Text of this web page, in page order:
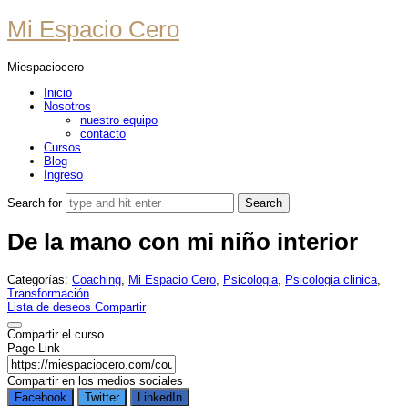
Mi
Espacio
Cero
Mi Espacio Cero
Miespaciocero
Inicio
Nosotros
nuestro equipo
contacto
Cursos
Blog
Ingreso
Search for
De la mano con mi niño interior
Categorías: Coaching Mi Espacio Cero Psicologia Psicologia clinica
Transformación
Lista de deseos Compartir
Compartir el curso
Page Link
Compartir en los medios sociales
Facebook
Twitter LinkedIn